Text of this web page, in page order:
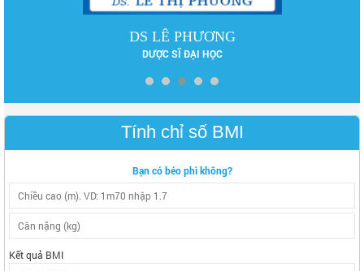
DS LÊ PHƯƠNG
DƯỢC SĨ ĐẠI HỌC
Tính chỉ số BMI
Bạn có béo phì không?
Kết quả BMI